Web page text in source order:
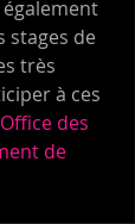
stages de
très
à ces
Office des
de